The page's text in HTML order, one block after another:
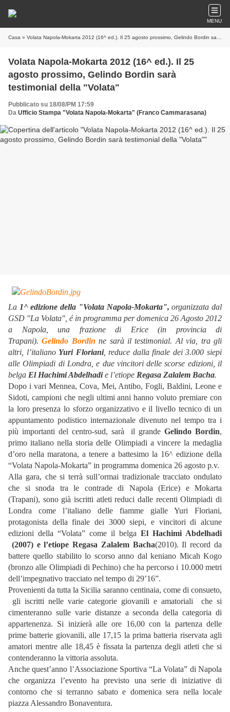
MENU
Casa » Volata Napola-Mokarta 2012 (16^ ed.). Il 25 agosto prossimo, Gelindo Bordin sarà testimonial della "Volata"
Volata Napola-Mokarta 2012 (16^ ed.). Il 25
agosto prossimo, Gelindo Bordin sarà
testimonial della "Volata"
Pubblicato su 18/08/PM 17:59
Da Ufficio Stampa "Volata Napola-Mokarta" (Franco Cammarasana)
La 1^ edizione della "Volata Napola-Mokarta", organizzata dal
GSD "La Volata", é in programma per domenica 26 Agosto 2012
a Napola, una frazione di Erice (in provincia di
Trapani).Gelindo Bordin ne sarà il testimonial. Al via, tra gli
altri, l’italiano Yuri Floriani, reduce dalla finale dei 3.000 siepi
alle Olimpiadi di Londra, e due vincitori delle scorse edizioni, il
belga El Hachimi Abdelhadie l’etiope Regasa Zalalem Bacha.
Dopo i vari Mennea, Cova, Mei, Antibo, Fogli, Baldini, Leone e
Sidoti, campioni che negli ultimi anni hanno voluto premiare con
la loro presenza lo sforzo organizzativo e il livello tecnico di un
appuntamento podistico internazionale divenuto nel tempo tra i
più importanti del centro-sud, sarà il grandeGelindo Bordin,
primo italiano nella storia delle Olimpiadi a vincere la medaglia
d’oro nella maratona, a tenere a battesimo la 16^ edizione della
“Volata Napola-Mokarta” in programma domenica 26 agosto p.v.
Alla gara, che si terrà sull’ormai tradizionale tracciato ondulato
che si snoda tra le contrade di Napola (Erice) e Mokarta
(Trapani), sono già iscritti atleti reduci dalle recenti Olimpiadi di
Londra come l’italiano delle fiamme gialle Yuri Floriani,
protagonista della finale dei 3000 siepi, e vincitori di alcune
edizioni della “Volata” come il belga El Hachimi Abdelhadi
(2007) e l’etiope Regasa Zalalem Bacha(2010). Il record da
battere quello stabilito lo scorso anno dal keniano Micah Kogo
(bronzo alle Olimpiadi di Pechino) che ha percorso i 10.000 metri
dell’impegnativo tracciato nel tempo di 29’16”.
Provenienti da tutta la Sicilia saranno centinaia, come di consueto,
gli iscritti nelle varie categorie giovanili e amatoriali che si
cimenteranno sulle varie distanze a seconda della categoria di
appartenenza. Si inizierà alle ore 16,00 con la partenza delle
prime batterie giovanili, alle 17,15 la prima batteria riservata agli
amatori mentre alle 18,45 è fissata la partenza degli atleti che si
contenderanno la vittoria assoluta.
Anche quest’anno l’Associazione Sportiva “La Volata” di Napola
che organizza l’evento ha previsto una serie di iniziative di
contorno che si terranno sabato e domenica sera nella locale
piazza Alessandro Bonaventura.